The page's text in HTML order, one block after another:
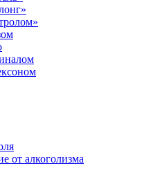
от алкоголизма